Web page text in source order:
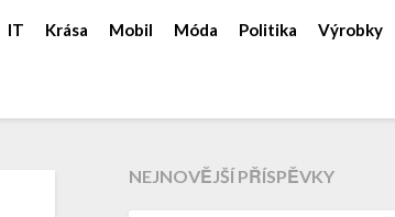
IT Krása Mobil Móda Politika Výrobky
NEJNOVĚJŠÍ PŘÍSPĚVKY